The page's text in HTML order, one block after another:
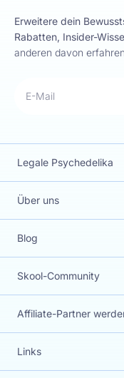
Erweitere dein
Rabatten, Insider-
anderen davon
E-Mail
Legale Psychedelika
Über uns
Blog
Skool-Community
Affiliate-Partner
Links